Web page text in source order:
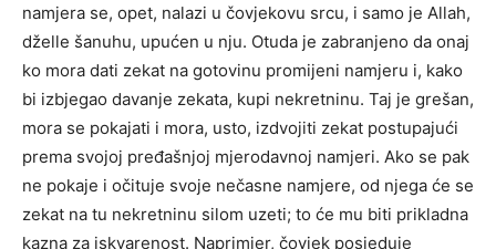
namjera se, opet, nalazi u čovjekovu srcu, i samo je Allah,
dželle šanuhu, upućen u nju. Otuda je zabranjeno da onaj
ko mora dati zekat na gotovinu promijeni namjeru i, kako
bi izbjegao davanje zekata, kupi nekretninu. Taj je grešan,
mora se pokajati i mora, usto, izdvojiti zekat postupajući
prema svojoj pređašnjoj mjerodavnoj namjeri. Ako se pak
ne pokaje i očituje svoje nečasne namjere, od njega će se
zekat na tu nekretninu silom uzeti; to će mu biti prikladna
kazna za iskvarenost. Naprimjer, čovjek posjeduje